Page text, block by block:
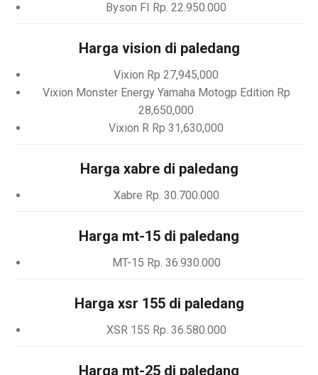
Byson FI Rp. 22.950.000
Harga vision di paledang
Vixion Rp 27,945,000
Vixion Monster Energy Yamaha Motogp Edition Rp
28,650,000
Vixion R Rp 31,630,000
Harga xabre di paledang
Xabre Rp. 30.700.000
Harga mt-15 di paledang
MT-15 Rp. 36.930.000
Harga xsr 155 di paledang
XSR 155 Rp. 36.580.000
Harga mt-25 di paledang